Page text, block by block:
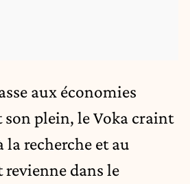
aux économies
son plein, le Voka craint
la recherche et au
dans le